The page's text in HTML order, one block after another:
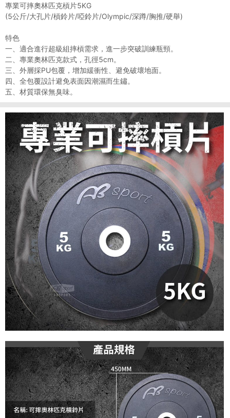
專業可摔奧林匹克槓片5KG
(5公斤/大孔片/槓鈴片/啞鈴片/Olympic/深蹲/胸推/硬舉)
特色
一、適合進行超級組摔槓需求，進一步突破訓練瓶頸。
二、專業奧林匹克款式，孔徑5cm。
三、外層採PU包覆，增加緩衝性、避免破壞地面。
四、全包覆設計避免表面因潮濕而生鏽。
五、材質環保無臭味。